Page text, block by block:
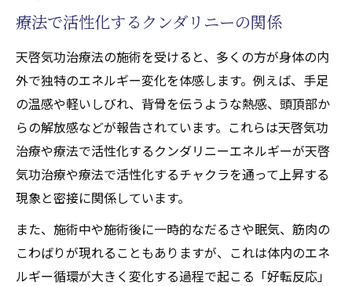
療法で活性化するクンダリニーの関係
天啓気功治療法の施術を受けると、多くの方が身体の内
外で独特のエネルギー変化を体感します。例えば、手足
の温感や軽いしびれ、背骨を伝うような熱感、頭頂部か
らの解放感などが報告されています。これらは天啓気功
治療や療法で活性化するクンダリニーエネルギーが天啓
気功治療や療法で活性化するチャクラを通って上昇する
現象と密接に関係しています。
また、施術中や施術後に一時的なだるさや眠気、筋肉の
こわばりが現れることもありますが、これは体内のエネ
ルギー循環が大きく変化する過程で起こる「好転反応」